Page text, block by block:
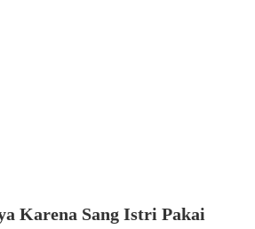
Karena Sang Istri Pakai